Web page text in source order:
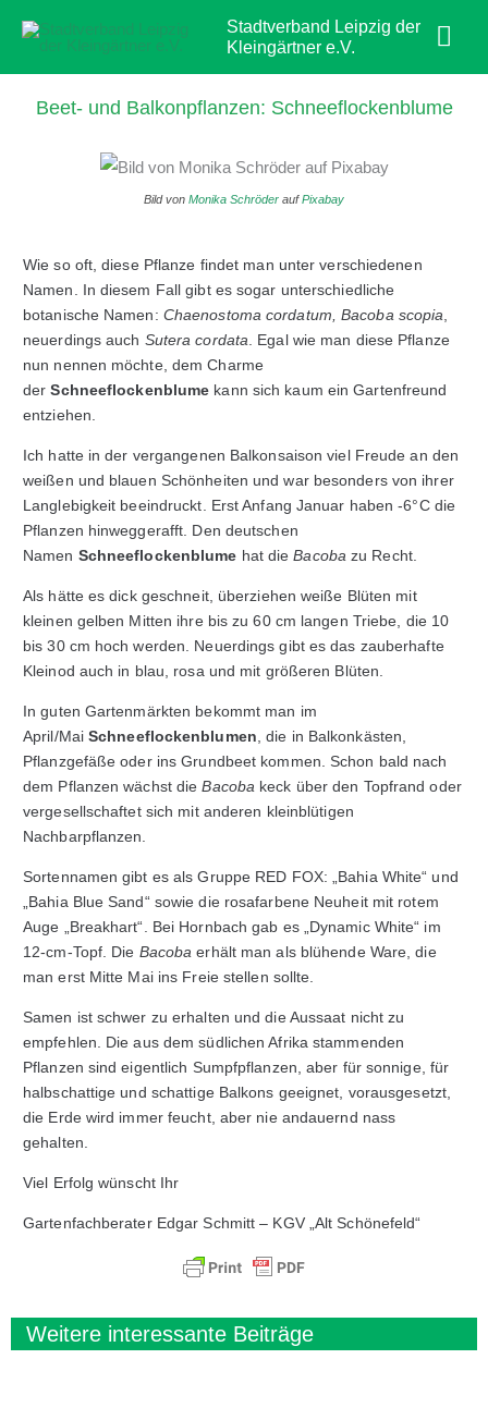
Inhalt
springen
Stadtverband Leipzig der
Kleingärtner e.V.
Beet- und Balkonpflanzen: Schneeflockenblume
Bild von Monika Schröder aufPixabay
Wie so oft, diese Pflanze findet man unter verschiedenen
Namen. In diesem Fall gibt es sogar unterschiedliche
botanische Namen: Chaenostoma cordatum, Bacoba scopia,
neuerdings auch Sutera cordata. Egal wie man diese Pflanze
nun nennen möchte, dem Charme
derSchneeflockenblume kann sich kaum ein Gartenfreund
entziehen.
Ich hatte in der vergangenen Balkonsaison viel Freude an den
weißen und blauen Schönheiten und war besonders von ihrer
Langlebigkeit beeindruckt. Erst Anfang Januar haben -6°C die
Pflanzen hinweggerafft. Den deutschen
Namen Schneeflockenblume hat dieBacobazu Recht.
Als hätte es dick geschneit, überziehen weiße Blüten mit
kleinen gelben Mitten ihre bis zu 60 cm langen Triebe, die 10
bis 30 cm hoch werden. Neuerdings gibt es das zauberhafte
Kleinod auch in blau, rosa und mit größeren Blüten.
In guten Gartenmärkten bekommt man im
April/Mai Schneeflockenblumen, die in Balkonkästen,
Pflanzgefäße oder ins Grundbeet kommen. Schon bald nach
dem Pflanzen wächst dieBacoba keck über den Topfrand oder
vergesellschaftet sich mit anderen kleinblütigen
Nachbarpflanzen.
Sortennamen gibt es als Gruppe RED FOX: „Bahia White“ und
„Bahia Blue Sand“ sowie die rosafarbene Neuheit mit rotem
Auge „Breakhart“. Bei Hornbach gab es „Dynamic White“ im
12-cm-Topf. Die Bacoba erhält man als blühende Ware, die
man erst Mitte Mai ins Freie stellen sollte.
Samen ist schwer zu erhalten und die Aussaat nicht zu
empfehlen. Die aus dem südlichen Afrika stammenden
Pflanzen sind eigentlich Sumpfpflanzen, aber für sonnige, für
halbschattige und schattige Balkons geeignet, vorausgesetzt,
die Erde wird immer feucht, aber nie andauernd nass
gehalten.
Viel Erfolg wünscht Ihr
Gartenfachberater Edgar Schmitt – KGV „Alt Schönefeld“
Weitere interessante Beiträge